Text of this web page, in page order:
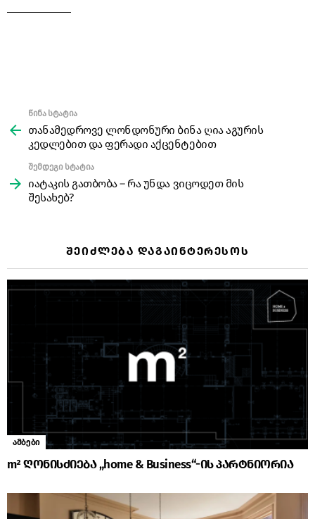
more
წინა სტატია
თანამედროვე ლონდონური ბინა ღია აგურის
კედლებით და ფერადი აქცენტებით
შემდეგი სტატია
იატაკის გათბობა – რა უნდა ვიცოდეთ მის
შესახებ?
ᲨᲔᲘᲫᲚᲔᲑᲐ ᲓᲐᲒᲐᲘᲜᲢᲔᲠᲔᲡᲝᲡ
ამბები
m² ღონისძიება „home & Business“-ის პარტნიორია